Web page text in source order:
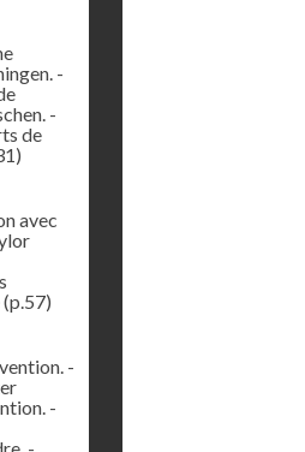
-
-
de
avec
(p.57)
-
-